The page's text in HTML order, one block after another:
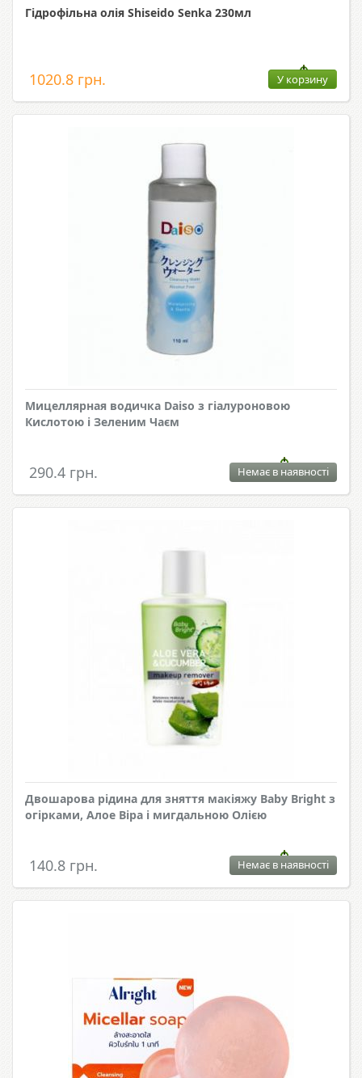
Гідрофільна олія Shiseido Senka 230мл
1020.8 грн. У корзину
Мицеллярная водичка Daiso з гіалуроновою
Кислотою і Зеленим Чаєм
290.4 грн. Немає в наявності
Двошарова рідина для зняття макіяжу Baby Bright з
огірками, Алое Віра і мигдальною Олією
140.8 грн. Немає в наявності